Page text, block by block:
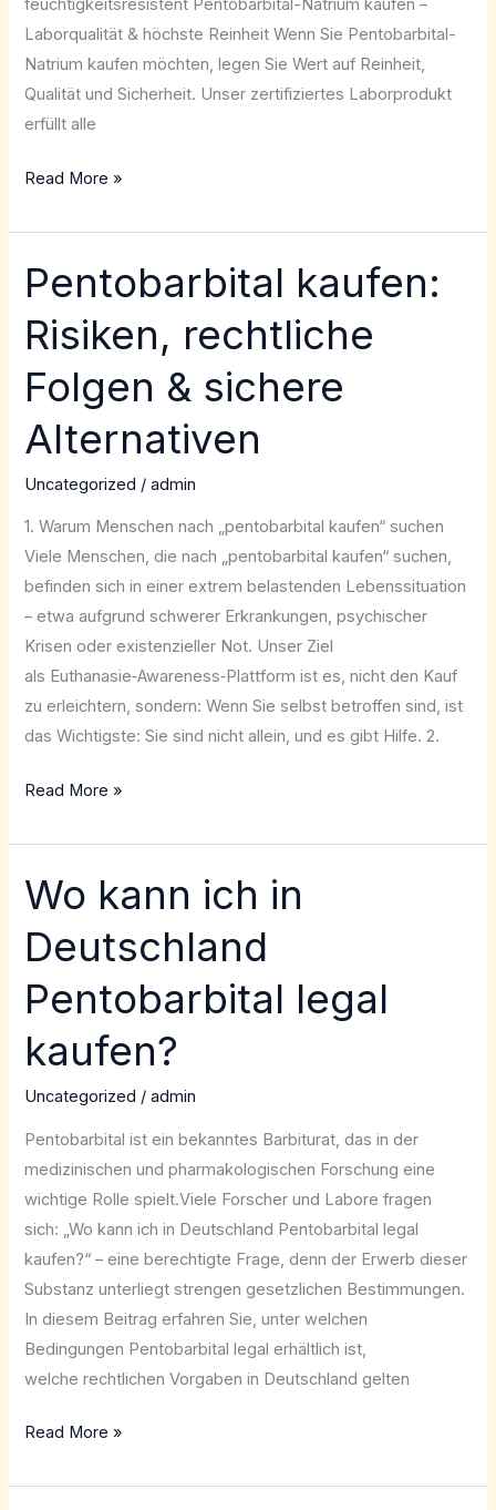
feuchtigkeitsresistent Pentobarbital-Natrium kaufen –
Laborqualität & höchste Reinheit Wenn Sie Pentobarbital-
Natrium kaufen möchten, legen Sie Wert auf Reinheit,
Qualität und Sicherheit. Unser zertifiziertes Laborprodukt
erfüllt alle
Read More »
Pentobarbital kaufen:
Risiken, rechtliche
Folgen & sichere
Alternativen
Uncategorized /admin
1. Warum Menschen nach „pentobarbital kaufen“ suchen
Viele Menschen, die nach „pentobarbital kaufen“ suchen,
befinden sich in einer extrem belastenden Lebenssituation
– etwa aufgrund schwerer Erkrankungen, psychischer
Krisen oder existenzieller Not. Unser Ziel
als Euthanasie‑Awareness‑Plattform ist es, nicht den Kauf
zu erleichtern, sondern: Wenn Sie selbst betroffen sind, ist
das Wichtigste: Sie sind nicht allein, und es gibt Hilfe. 2.
Pentobarbital
kaufen:
Risiken,
Folgen
sichere
Alternativen
Read More »
Wo kann ich in
Deutschland
Pentobarbital legal
kaufen?
Uncategorized /admin
Pentobarbital ist ein bekanntes Barbiturat, das in der
medizinischen und pharmakologischen Forschung eine
wichtige Rolle spielt.Viele Forscher und Labore fragen
sich: „Wo kann ich in Deutschland Pentobarbital legal
kaufen?“ – eine berechtigte Frage, denn der Erwerb dieser
Substanz unterliegt strengen gesetzlichen Bestimmungen.
In diesem Beitrag erfahren Sie, unter welchen
Bedingungen Pentobarbital legal erhältlich ist,
welche rechtlichen Vorgaben in Deutschland gelten
Wo
kann
ich
Deutschland
Pentobarbital
legal
kaufen?
Read More »